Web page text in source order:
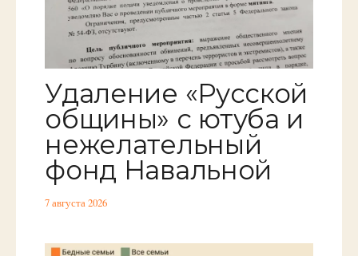
Удаление «Русской
общины» с ютуба и
нежелательный
фонд Навальной
7 августа 2026